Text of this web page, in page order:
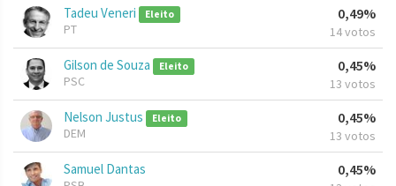
Tadeu Veneri Eleito
PT
0,49%
14 votos
Gilson de Souza Eleito
PSC
0,45%
13 votos
Nelson Justus Eleito
DEM
0,45%
13 votos
Samuel Dantas 0,45%